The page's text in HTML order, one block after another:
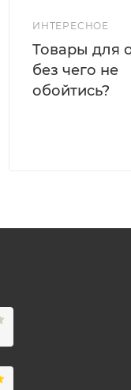
ИНТЕРЕСНОЕ
Товары для
без чего не
обойтись?